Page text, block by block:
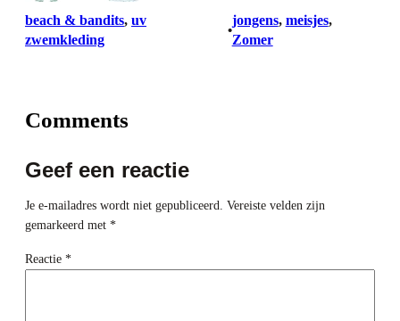
beach & bandits, uv
zwemkleding
•
jongens, meisjes ,
Zomer
Comments
Geef een reactie
Je e-mailadres wordt niet gepubliceerd. Vereiste velden zijn
gemarkeerd met *
Reactie *